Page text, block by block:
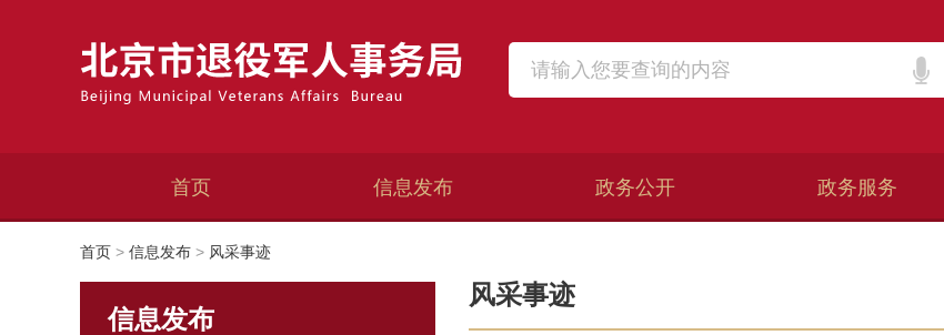
首页 信息发布 政务公开 政务服务
首页 > 信息发布 > 风采事迹
信息发布
风采事迹